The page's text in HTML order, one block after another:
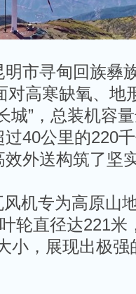
市寻甸回族彝
对高寒缺氧、地
城”，总装机容
40公里的220
外送构筑了坚
机专为高原山
轮直径达221米
小，展现出极